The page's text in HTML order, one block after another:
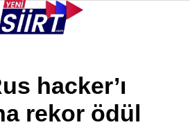
hacker’ı
rekor ödül